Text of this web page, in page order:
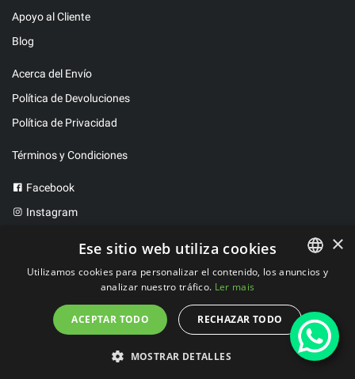
Apoyo al Cliente
Blog
Acerca del Envío
Política de Devoluciones
Política de Privacidad
Términos y Condiciones
Facebook
Instagram
FitBen. Todos los derechos reservados.
Desarrollado porWeLove Studio SPANISH
×
Ese sitio web utiliza cookies
Utilizamos cookies para personalizar el contenido, los anuncios y
analizar nuestro tráfico. Ler mais
ACEPTAR TODO RECHAZAR TODO
MOSTRAR DETALLES